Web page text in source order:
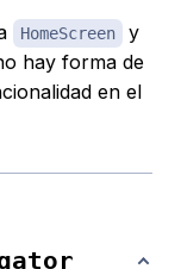
HomeScreen
y
hay forma de
en el